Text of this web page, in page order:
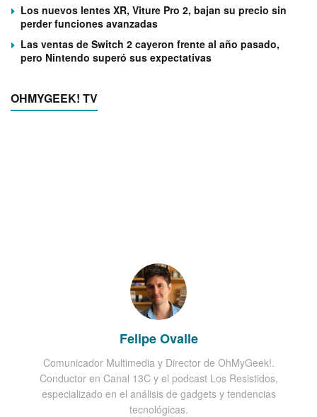
Los nuevos lentes XR, Viture Pro 2, bajan su precio sin
perder funciones avanzadas
Las ventas de Switch 2 cayeron frente al año pasado,
pero Nintendo superó sus expectativas
OHMYGEEK! TV
Felipe Ovalle
Comunicador Multimedia y Director de OhMyGeek!.
Conductor en Canal 13C y el podcast Los Resistidos,
especializado en el análisis de gadgets y tendencias
tecnológicas.